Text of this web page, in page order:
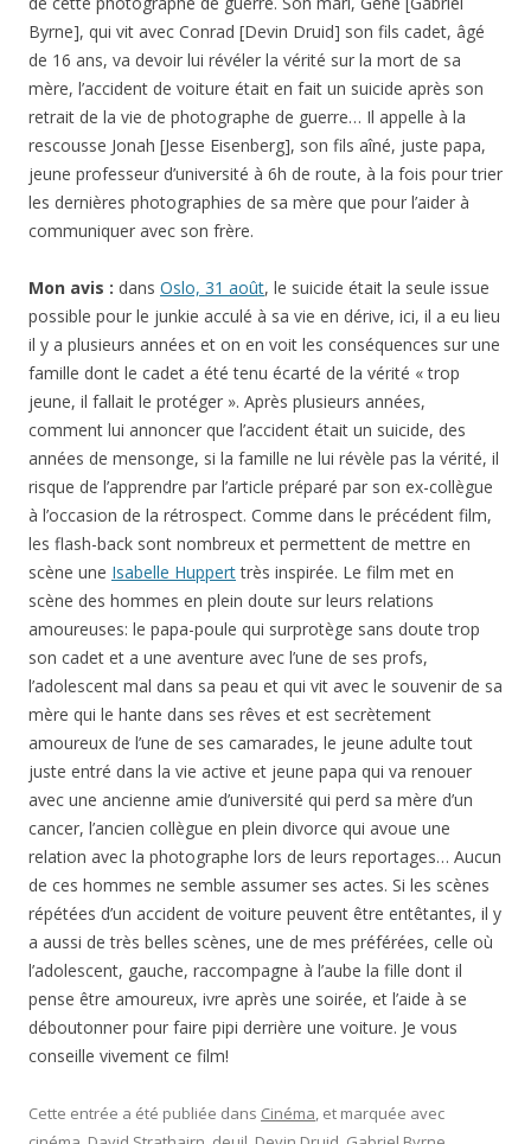
Byrne], qui vit avec Conrad [Devin Druid] son fils cadet, âgé
de 16 ans, va devoir lui révéler la vérité sur la mort de sa
mère, l’accident de voiture était en fait un suicide après son
retrait de la vie de photographe de guerre… Il appelle à la
rescousse Jonah [Jesse Eisenberg], son fils aîné, juste papa,
jeune professeur d’université à 6h de route, à la fois pour trier
les dernières photographies de sa mère que pour l’aider à
communiquer avec son frère.
Mon avis : dans Oslo, 31 août, le suicide était la seule issue
possible pour le junkie acculé à sa vie en dérive, ici, il a eu lieu
il y a plusieurs années et on en voit les conséquences sur une
famille dont le cadet a été tenu écarté de la vérité « trop
jeune, il fallait le protéger ». Après plusieurs années,
comment lui annoncer que l’accident était un suicide, des
années de mensonge, si la famille ne lui révèle pas la vérité, il
risque de l’apprendre par l’article préparé par son ex-collègue
à l’occasion de la rétrospect. Comme dans le précédent film,
les flash-back sont nombreux et permettent de mettre en
scène une Isabelle Hupperttrès inspirée. Le film met en
scène des hommes en plein doute sur leurs relations
amoureuses: le papa-poule qui surprotège sans doute trop
son cadet et a une aventure avec l’une de ses profs,
l’adolescent mal dans sa peau et qui vit avec le souvenir de sa
mère qui le hante dans ses rêves et est secrètement
amoureux de l’une de ses camarades, le jeune adulte tout
juste entré dans la vie active et jeune papa qui va renouer
avec une ancienne amie d’université qui perd sa mère d’un
cancer, l’ancien collègue en plein divorce qui avoue une
relation avec la photographe lors de leurs reportages… Aucun
de ces hommes ne semble assumer ses actes. Si les scènes
répétées d’un accident de voiture peuvent être entêtantes, il y
a aussi de très belles scènes, une de mes préférées, celle où
l’adolescent, gauche, raccompagne à l’aube la fille dont il
pense être amoureux, ivre après une soirée, et l’aide à se
déboutonner pour faire pipi derrière une voiture. Je vous
conseille vivement ce film!
Cette entrée a été publiée dans Cinéma, et marquée avec